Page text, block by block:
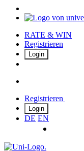
RATE & WIN
Registrieren
Login
Registrieren
Login
DE EN